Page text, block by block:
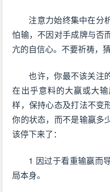
注意力始终集中在分
怕输，不因对手成牌与否
亢的自信心。不要祈祷，猜
也许，你最不该关注
在出乎意料的大赢或大
样，保持心态及打法不变
你的状态，而不是输赢多
该停下来了：
1 因过于看重输赢而
局本身。